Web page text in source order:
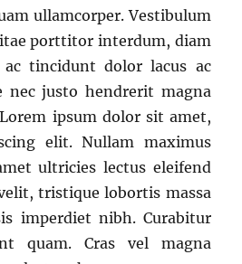
ullamcorper. Vestibulum
porttitor interdum, diam
tincidunt dolor lacus ac
nec justo hendrerit magna
ipsum dolor sit amet,
elit. Nullam maximus
ultricies lectus eleifend
tristique lobortis massa
imperdiet nibh. Curabitur
quam. Cras vel magna